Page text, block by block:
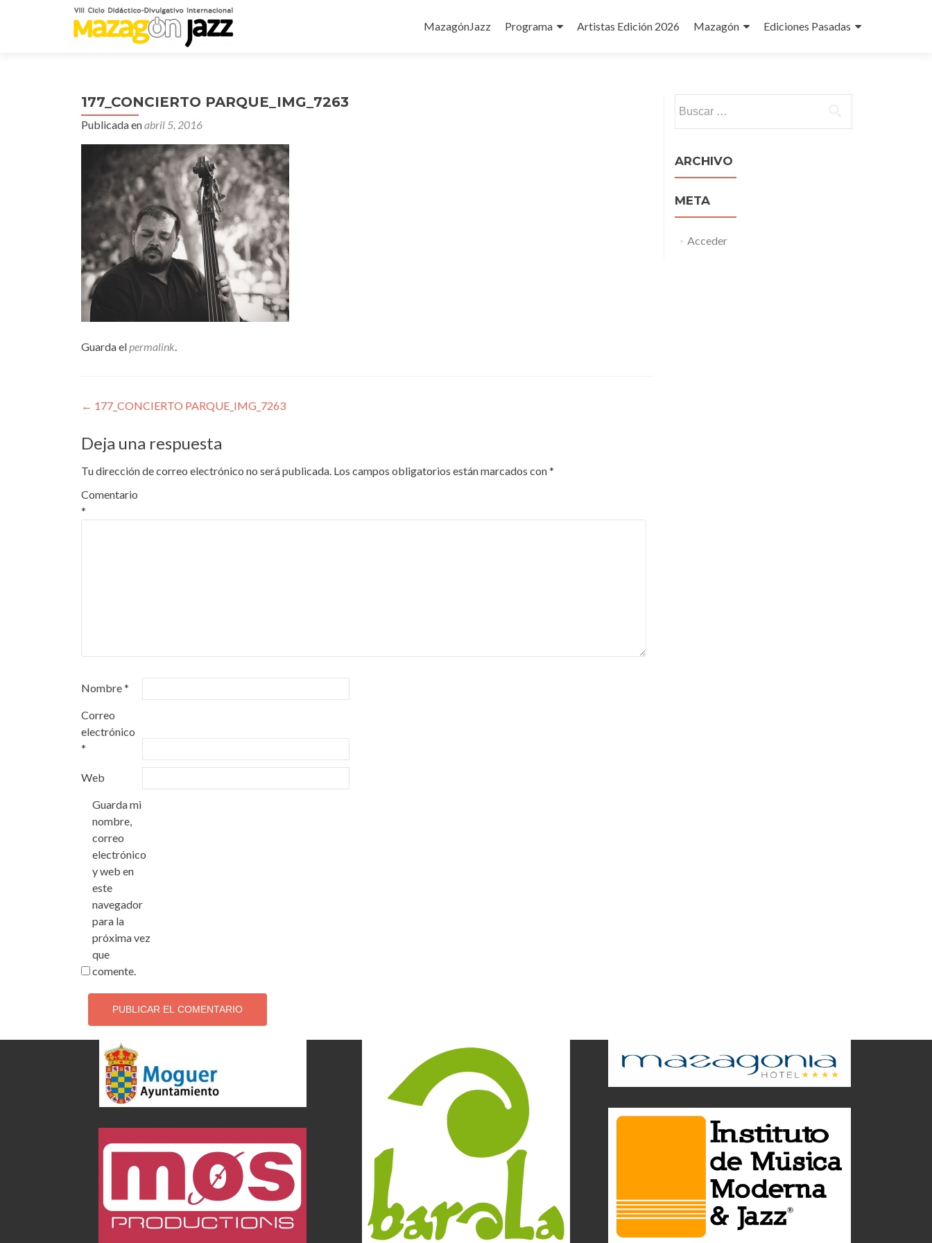
al
MazagónJazz Programa Artistas Edición 2026 Mazagón Ediciones Pasadas
177_CONCIERTO PARQUE_IMG_7263
Publicada enabril 5, 2016
Guarda elpermalink.
Navegación
de
entradas
← 177_CONCIERTO PARQUE_IMG_7263
Deja una respuesta
Tu dirección de correo electrónico no será publicada. Los campos obligatorios están marcados con*
Comentario
*
Nombre*
Correo
electrónico
*
Web
Guarda mi
nombre,
correo
electrónico
y web en
este
navegador
para la
próxima vez
que
comente.
ARCHIVO
META
Acceder